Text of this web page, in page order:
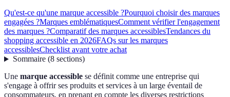
Qu'est-ce qu'une marque accessible ?Pourquoi choisir des marques
engagées ?Marques emblématiquesComment vérifier l'engagement
des marques ?Comparatif des marques accessiblesTendances du
shopping accessible en 2026FAQs sur les marques
accessiblesChecklist avant votre achat
Sommaire(8 sections)
Une marque accessible se définit comme une entreprise qui
s'engage à offrir ses produits et services à un large éventail de
consommateurs, en prenant en compte les diverses restrictions